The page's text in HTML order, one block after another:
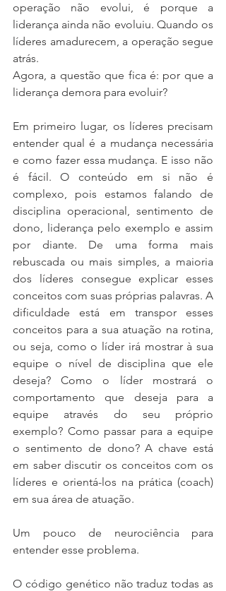
operação não evolui, é porque a
liderança ainda não evoluiu. Quando os
líderes amadurecem, a operação segue
atrás.
Agora, a questão que fica é: por que a
liderança demora para evoluir?
Em primeiro lugar, os líderes precisam
entender qual é a mudança necessária
e como fazer essa mudança. E isso não
é fácil. O conteúdo em si não é
complexo, pois estamos falando de
disciplina operacional, sentimento de
dono, liderança pelo exemplo e assim
por diante. De uma forma mais
rebuscada ou mais simples, a maioria
dos líderes consegue explicar esses
conceitos com suas próprias palavras. A
dificuldade está em transpor esses
conceitos para a sua atuação na rotina,
ou seja, como o líder irá mostrar à sua
equipe o nível de disciplina que ele
deseja? Como o líder mostrará o
comportamento que deseja para a
equipe através do seu próprio
exemplo? Como passar para a equipe
o sentimento de dono? A chave está
em saber discutir os conceitos com os
líderes e orientá-los na prática (coach)
em sua área de atuação.
Um pouco de neurociência para
entender esse problema.
O código genético não traduz todas as